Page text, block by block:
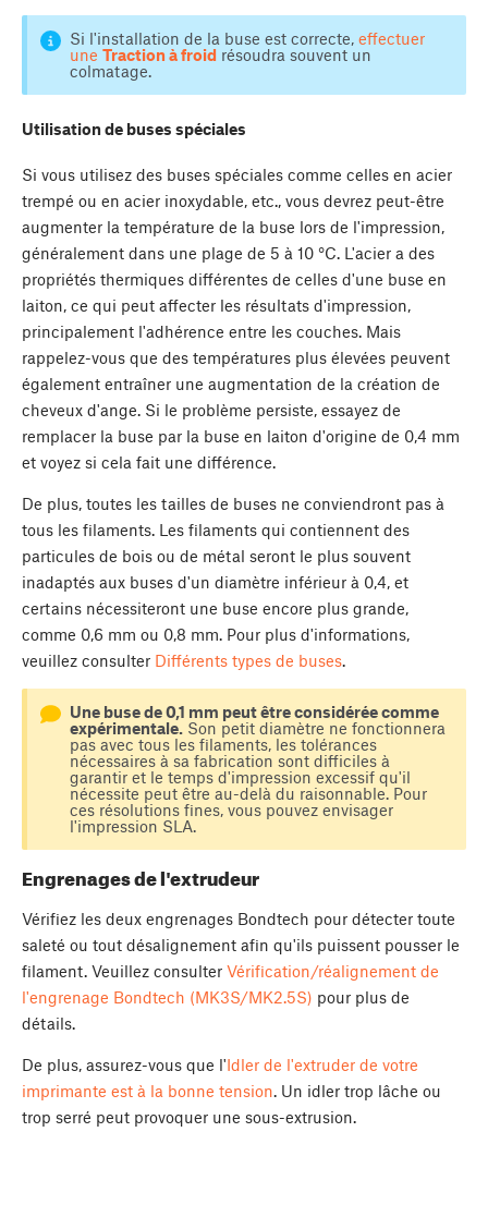
Si l'installation de la buse est correcte, effectuer
une Traction à froidrésoudra souvent un
colmatage.
Utilisation de buses spéciales
Si vous utilisez des buses spéciales comme celles en acier
trempé ou en acier inoxydable, etc., vous devrez peut-être
augmenter la température de la buse lors de l'impression,
généralement dans une plage de 5 à 10 °C. L'acier a des
propriétés thermiques différentes de celles d'une buse en
laiton, ce qui peut affecter les résultats d'impression,
principalement l'adhérence entre les couches. Mais
rappelez-vous que des températures plus élevées peuvent
également entraîner une augmentation de la création de
cheveux d'ange. Si le problème persiste, essayez de
remplacer la buse par la buse en laiton d'origine de 0,4 mm
et voyez si cela fait une différence.
De plus, toutes les tailles de buses ne conviendront pas à
tous les filaments. Les filaments qui contiennent des
particules de bois ou de métal seront le plus souvent
inadaptés aux buses d'un diamètre inférieur à 0,4, et
certains nécessiteront une buse encore plus grande,
comme 0,6 mm ou 0,8 mm. Pour plus d'informations,
veuillez consulter Différents types de buses.
Une buse de 0,1 mm peut être considérée comme
expérimentale.Son petit diamètre ne fonctionnera
pas avec tous les filaments, les tolérances
nécessaires à sa fabrication sont difficiles à
garantir et le temps d'impression excessif qu'il
nécessite peut être au-delà du raisonnable. Pour
ces résolutions fines, vous pouvez envisager
l'impression SLA.
Engrenages de l'extrudeur
Vérifiez les deux engrenages Bondtech pour détecter toute
saleté ou tout désalignement afin qu'ils puissent pousser le
filament. Veuillez consulter Vérification/réalignement de
l'engrenage Bondtech (MK3S/MK2.5S) pour plus de
détails.
De plus, assurez-vous que l'Idler de l'extruder de votre
imprimante est à la bonne tension. Un idler trop lâche ou
trop serré peut provoquer une sous-extrusion.